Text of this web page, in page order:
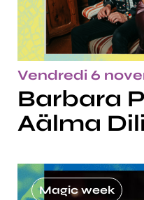
Vendredi 6
Barbara
Aälma Dili
Magic week